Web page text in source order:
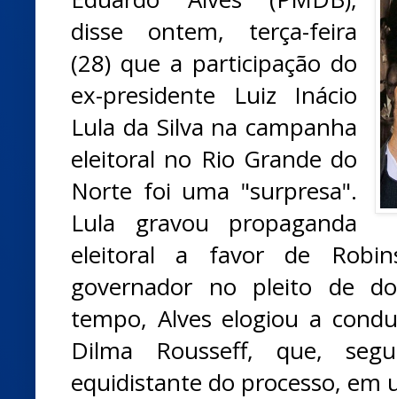
disse ontem, terça-feira
(28) que a participação do
ex-presidente Luiz Inácio
Lula da Silva na campanha
eleitoral no Rio Grande do
Norte foi uma "surpresa".
Lula gravou propaganda
eleitoral a favor de
governador no pleito de
tempo, Alves elogiou a
Dilma Rousseff, que,
equidistante do processo, em